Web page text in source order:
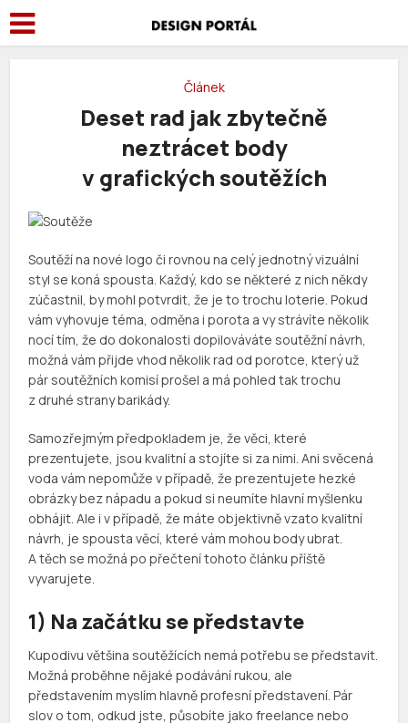
Článek
Deset rad jak zbytečně
neztrácet body
v grafických soutěžích
Soutěží na nové logo či rovnou na celý jednotný vizuální
styl se koná spousta. Každý, kdo se některé z nich někdy
zúčastnil, by mohl potvrdit, že je to trochu loterie. Pokud
vám vyhovuje téma, odměna i porota a vy strávíte několik
nocí tím, že do dokonalosti dopilováváte soutěžní návrh,
možná vám přijde vhod několik rad od porotce, který už
pár soutěžních komisí prošel a má pohled tak trochu
z druhé strany barikády.
Samozřejmým předpokladem je, že věci, které
prezentujete, jsou kvalitní a stojíte si za nimi. Ani svěcená
voda vám nepomůže v případě, že prezentujete hezké
obrázky bez nápadu a pokud si neumíte hlavní myšlenku
obhájit. Ale i v případě, že máte objektivně vzato kvalitní
návrh, je spousta věcí, které vám mohou body ubrat.
A těch se možná po přečtení tohoto článku příště
vyvarujete.
1) Na začátku se představte
Kupodivu většina soutěžících nemá potřebu se představit.
Možná proběhne nějaké podávání rukou, ale
představením myslím hlavně profesní představení. Pár
slov o tom, odkud jste, působíte jako freelance nebo